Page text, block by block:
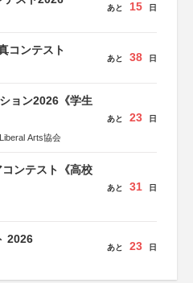
あと 15 日
コンテスト
あと 38 日
ョン2026《学生
Arts協会
あと 23 日
ンテスト《高校
あと 31 日
2026
あと 23 日